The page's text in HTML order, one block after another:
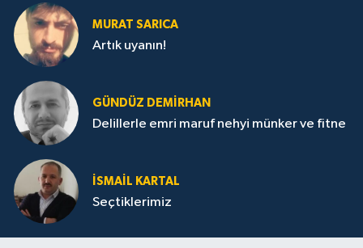
MURAT SARICA
Artık uyanın!
GÜNDÜZ DEMIRHAN
Delillerle emri maruf nehyi münker ve fitne
İSMAIL KARTAL
Seçtiklerimiz